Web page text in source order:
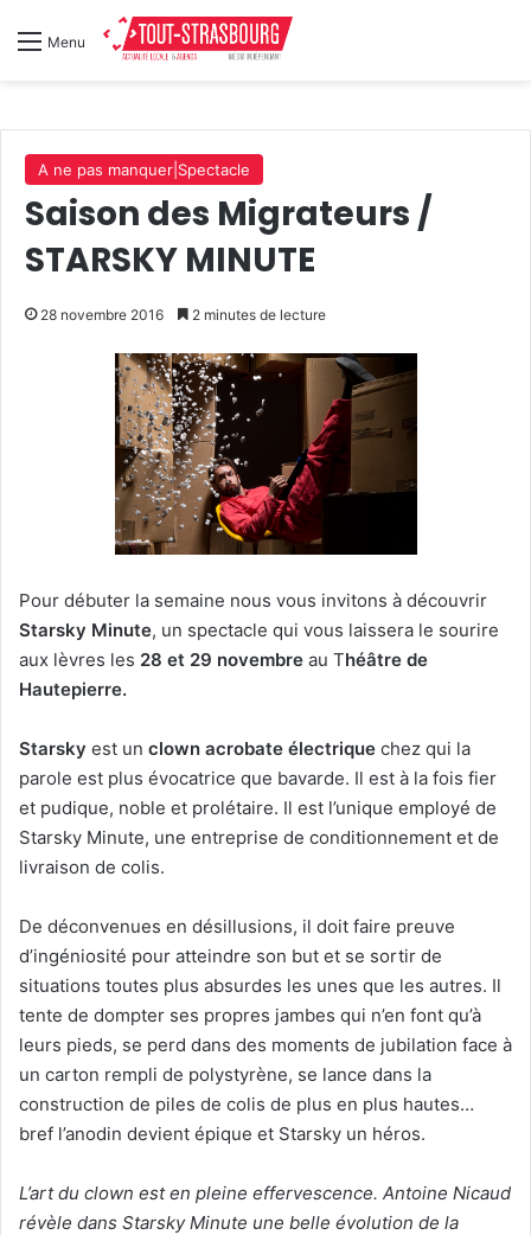
Menu
A ne pas manquer|Spectacle
Saison des Migrateurs /
STARSKY MINUTE
28 novembre 2016 2 minutes de lecture
Pour débuter la semaine nous vous invitons à découvrir
Starsky Minute, un spectacle qui vous laissera le sourire
aux lèvres les 28 et 29 novembre au Théâtre de
Hautepierre.
Starsky est un clown acrobate électrique chez qui la
parole est plus évocatrice que bavarde. Il est à la fois fier
et pudique, noble et prolétaire. Il est l’unique employé de
Starsky Minute, une entreprise de conditionnement et de
livraison de colis.
De déconvenues en désillusions, il doit faire preuve
d’ingéniosité pour atteindre son but et se sortir de
situations toutes plus absurdes les unes que les autres. Il
tente de dompter ses propres jambes qui n’en font qu’à
leurs pieds, se perd dans des moments de jubilation face à
un carton rempli de polystyrène, se lance dans la
construction de piles de colis de plus en plus hautes…
bref l’anodin devient épique et Starsky un héros.
L’art du clown est en pleine effervescence. Antoine Nicaud
révèle dans Starsky Minute une belle évolution de la